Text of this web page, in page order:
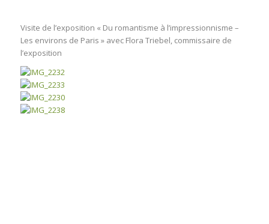
Visite de l’exposition « Du romantisme à l’impressionnisme –
Les environs de Paris » avec Flora Triebel, commissaire de
l’exposition